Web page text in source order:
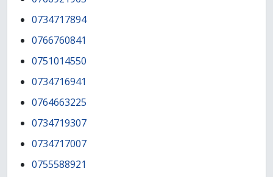
0734717894
0766760841
0751014550
0734716941
0764663225
0734719307
0734717007
0755588921